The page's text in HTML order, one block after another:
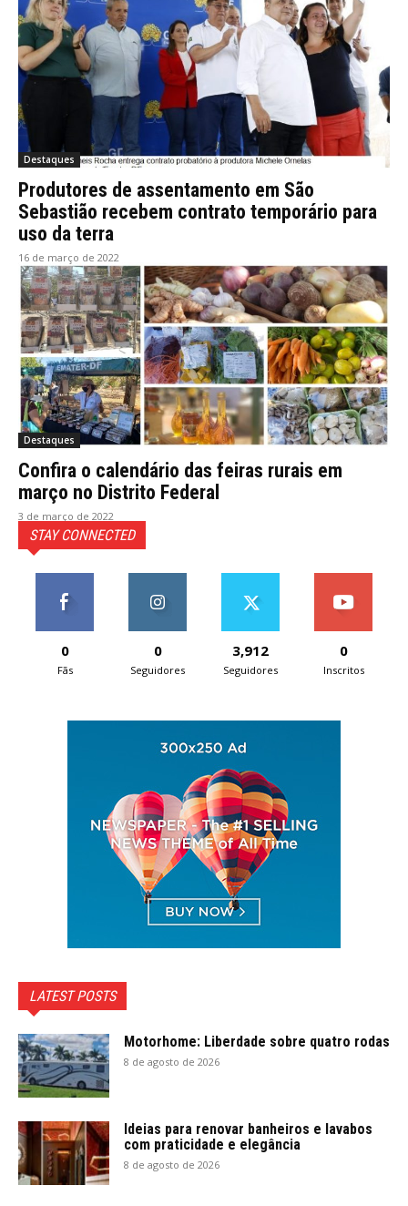
Destaques
Produtores de assentamento em São
Sebastião recebem contrato temporário para
uso da terra
16 de março de 2022
Destaques
Confira o calendário das feiras rurais em
março no Distrito Federal
3 de março de 2022
STAY CONNECTED
0
Fãs
0
Seguidores
3,912
Seguidores
0
Inscritos
LATEST POSTS
Motorhome: Liberdade sobre quatro rodas
8 de agosto de 2026
Ideias para renovar banheiros e lavabos
com praticidade e elegância
8 de agosto de 2026